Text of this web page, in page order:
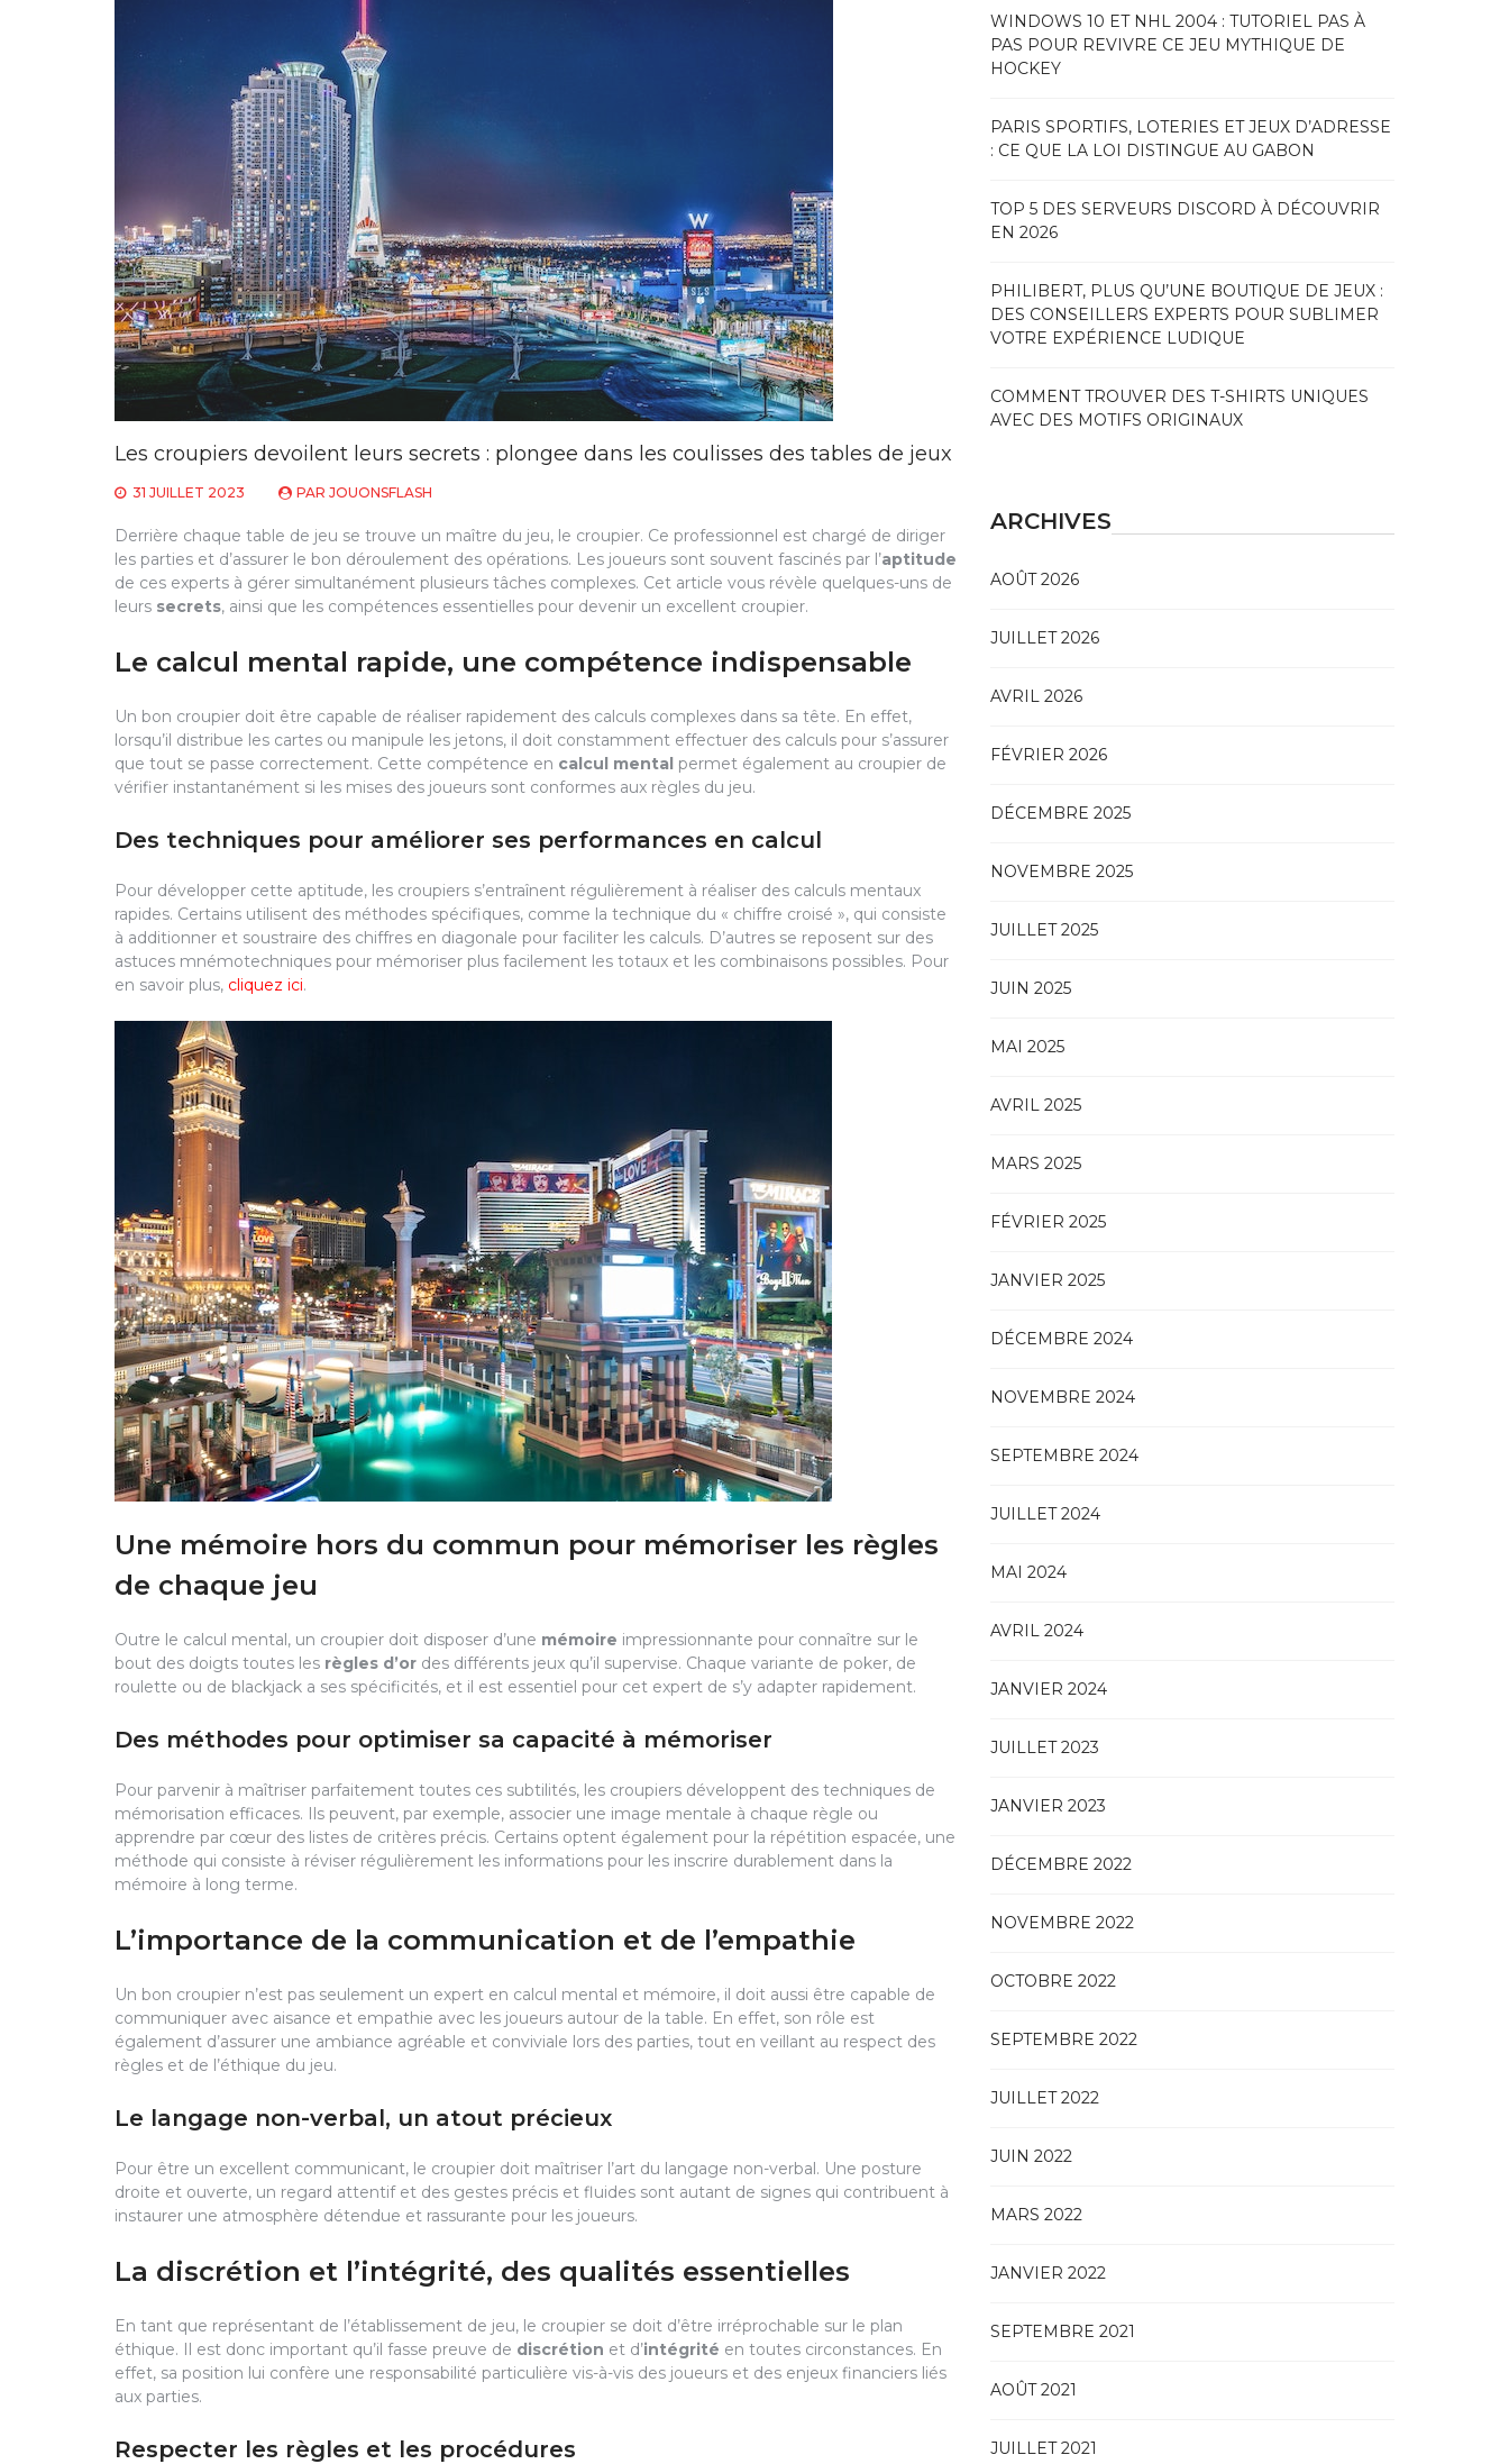
Les croupiers devoilent leurs secrets : plongee dans les coulisses des tables de jeux
31 JUILLET 2023 PAR JOUONSFLASH
Derrière chaque table de jeu se trouve un maître du jeu, le croupier. Ce professionnel est chargé de diriger
les parties et d’assurer le bon déroulement des opérations. Les joueurs sont souvent fascinés par l’aptitude
de ces experts à gérer simultanément plusieurs tâches complexes. Cet article vous révèle quelques-uns de
leurs secrets, ainsi que les compétences essentielles pour devenir un excellent croupier.
Le calcul mental rapide, une compétence indispensable
Un bon croupier doit être capable de réaliser rapidement des calculs complexes dans sa tête. En effet,
lorsqu’il distribue les cartes ou manipule les jetons, il doit constamment effectuer des calculs pour s’assurer
que tout se passe correctement. Cette compétence en calcul mental permet également au croupier de
vérifier instantanément si les mises des joueurs sont conformes aux règles du jeu.
Des techniques pour améliorer ses performances en calcul
Pour développer cette aptitude, les croupiers s’entraînent régulièrement à réaliser des calculs mentaux
rapides. Certains utilisent des méthodes spécifiques, comme la technique du « chiffre croisé », qui consiste
à additionner et soustraire des chiffres en diagonale pour faciliter les calculs. D’autres se reposent sur des
astuces mnémotechniques pour mémoriser plus facilement les totaux et les combinaisons possibles. Pour
en savoir plus, cliquez ici.
Une mémoire hors du commun pour mémoriser les règles
de chaque jeu
Outre le calcul mental, un croupier doit disposer d’une mémoire impressionnante pour connaître sur le
bout des doigts toutes les règles d’or des différents jeux qu’il supervise. Chaque variante de poker, de
roulette ou de blackjack a ses spécificités, et il est essentiel pour cet expert de s’y adapter rapidement.
Des méthodes pour optimiser sa capacité à mémoriser
Pour parvenir à maîtriser parfaitement toutes ces subtilités, les croupiers développent des techniques de
mémorisation efficaces. Ils peuvent, par exemple, associer une image mentale à chaque règle ou
apprendre par cœur des listes de critères précis. Certains optent également pour la répétition espacée, une
méthode qui consiste à réviser régulièrement les informations pour les inscrire durablement dans la
mémoire à long terme.
L’importance de la communication et de l’empathie
Un bon croupier n’est pas seulement un expert en calcul mental et mémoire, il doit aussi être capable de
communiquer avec aisance et empathie avec les joueurs autour de la table. En effet, son rôle est
également d’assurer une ambiance agréable et conviviale lors des parties, tout en veillant au respect des
règles et de l’éthique du jeu.
Le langage non-verbal, un atout précieux
Pour être un excellent communicant, le croupier doit maîtriser l’art du langage non-verbal. Une posture
droite et ouverte, un regard attentif et des gestes précis et fluides sont autant de signes qui contribuent à
instaurer une atmosphère détendue et rassurante pour les joueurs.
La discrétion et l’intégrité, des qualités essentielles
En tant que représentant de l’établissement de jeu, le croupier se doit d’être irréprochable sur le plan
éthique. Il est donc important qu’il fasse preuve de discrétion et d’intégrité en toutes circonstances. En
effet, sa position lui confère une responsabilité particulière vis-à-vis des joueurs et des enjeux financiers liés
aux parties.
Respecter les règles et les procédures
WINDOWS 10 ET NHL 2004 : TUTORIEL PAS À
PAS POUR REVIVRE CE JEU MYTHIQUE DE
HOCKEY
PARIS SPORTIFS, LOTERIES ET JEUX D’ADRESSE
: CE QUE LA LOI DISTINGUE AU GABON
TOP 5 DES SERVEURS DISCORD À DÉCOUVRIR
EN 2026
PHILIBERT, PLUS QU’UNE BOUTIQUE DE JEUX :
DES CONSEILLERS EXPERTS POUR SUBLIMER
VOTRE EXPÉRIENCE LUDIQUE
COMMENT TROUVER DES T-SHIRTS UNIQUES
AVEC DES MOTIFS ORIGINAUX
ARCHIVES
AOÛT 2026
JUILLET 2026
AVRIL 2026
FÉVRIER 2026
DÉCEMBRE 2025
NOVEMBRE 2025
JUILLET 2025
JUIN 2025
MAI 2025
AVRIL 2025
MARS 2025
FÉVRIER 2025
JANVIER 2025
DÉCEMBRE 2024
NOVEMBRE 2024
SEPTEMBRE 2024
JUILLET 2024
MAI 2024
AVRIL 2024
JANVIER 2024
JUILLET 2023
JANVIER 2023
DÉCEMBRE 2022
NOVEMBRE 2022
OCTOBRE 2022
SEPTEMBRE 2022
JUILLET 2022
JUIN 2022
MARS 2022
JANVIER 2022
SEPTEMBRE 2021
AOÛT 2021
JUILLET 2021